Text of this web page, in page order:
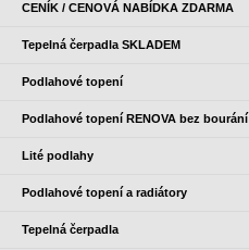
CENÍK / CENOVÁ NABÍDKA ZDARMA
Tepelná čerpadla SKLADEM
Podlahové topení
Podlahové topení RENOVA bez bourání
Lité podlahy
Podlahové topení a radiátory
Tepelná čerpadla